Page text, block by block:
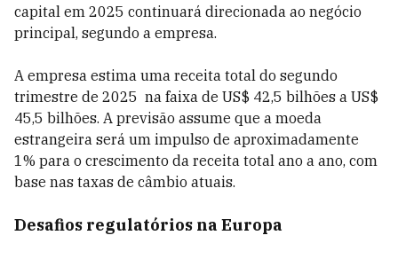
capital em 2025 continuará direcionada ao negócio
principal, segundo a empresa.
A empresa estima uma receita total do segundo
trimestre de 2025 na faixa de US$ 42,5 bilhões a US$
45,5 bilhões. A previsão assume que a moeda
estrangeira será um impulso de aproximadamente
1% para o crescimento da receita total ano a ano, com
base nas taxas de câmbio atuais.
Desafios regulatórios na Europa